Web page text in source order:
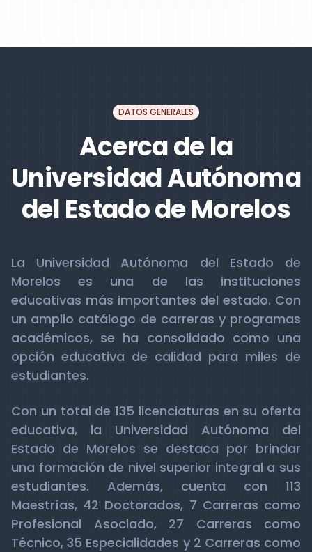
DATOS GENERALES
Acerca de la
Universidad Autónoma
del Estado de Morelos
La Universidad Autónoma del Estado de
Morelos es una de las instituciones
educativas más importantes del estado. Con
un amplio catálogo de carreras y programas
académicos, se ha consolidado como una
opción educativa de calidad para miles de
estudiantes.
Con un total de 135 licenciaturas en su oferta
educativa, la Universidad Autónoma del
Estado de Morelos se destaca por brindar
una formación de nivel superior integral a sus
estudiantes. Además, cuenta con 113
Maestrías, 42 Doctorados, 7 Carreras como
Profesional Asociado, 27 Carreras como
Técnico, 35 Especialidades y 2 Carreras como